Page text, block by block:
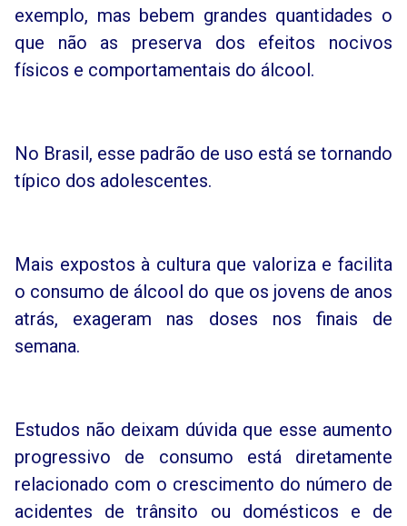
exemplo, mas bebem grandes quantidades o
que não as preserva dos efeitos nocivos
físicos e comportamentais do álcool.
No Brasil, esse padrão de uso está se tornando
típico dos adolescentes.
Mais expostos à cultura que valoriza e facilita
o consumo de álcool do que os jovens de anos
atrás, exageram nas doses nos finais de
semana.
Estudos não deixam dúvida que esse aumento
progressivo de consumo está diretamente
relacionado com o crescimento do número de
acidentes de trânsito ou domésticos e de